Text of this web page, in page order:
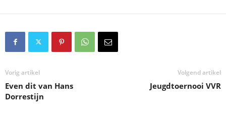
Vorig artikel
Even dit van Hans
Dorrestijn
Volgend artikel
Jeugdtoernooi VVR